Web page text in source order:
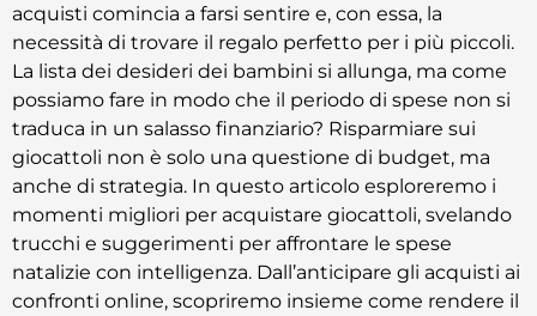
acquisti comincia a farsi sentire e, con essa, la
necessità di trovare il regalo perfetto per i più piccoli.
La lista dei desideri dei bambini si allunga, ma come
possiamo fare in modo che il periodo di spese non si
traduca in un salasso finanziario? Risparmiare sui
giocattoli non è solo una questione di budget, ma
anche di strategia. In questo articolo esploreremo i
momenti migliori per acquistare giocattoli, svelando
trucchi e suggerimenti per affrontare le spese
natalizie con intelligenza. Dall’anticipare gli acquisti ai
confronti online, scopriremo insieme come rendere il